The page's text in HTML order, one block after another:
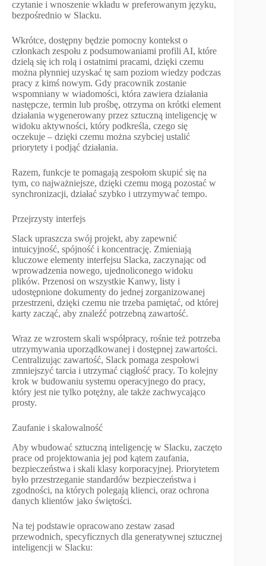
czytanie i wnoszenie wkładu w preferowanym języku,
bezpośrednio w Slacku.
Wkrótce, dostępny będzie pomocny kontekst o
członkach zespołu z podsumowaniami profili AI, które
dzielą się ich rolą i ostatnimi pracami, dzięki czemu
można płynniej uzyskać tę sam poziom wiedzy podczas
pracy z kimś nowym. Gdy pracownik zostanie
wspomniany w wiadomości, która zawiera działania
następcze, termin lub prośbę, otrzyma on krótki element
działania wygenerowany przez sztuczną inteligencję w
widoku aktywności, który podkreśla, czego się
oczekuje – dzięki czemu można szybciej ustalić
priorytety i podjąć działania.
Razem, funkcje te pomagają zespołom skupić się na
tym, co najważniejsze, dzięki czemu mogą pozostać w
synchronizacji, działać szybko i utrzymywać tempo.
Przejrzysty interfejs
Slack upraszcza swój projekt, aby zapewnić
intuicyjność, spójność i koncentrację. Zmieniają
kluczowe elementy interfejsu Slacka, zaczynając od
wprowadzenia nowego, ujednoliconego widoku
plików. Przenosi on wszystkie Kanwy, listy i
udostępnione dokumenty do jednej zorganizowanej
przestrzeni, dzięki czemu nie trzeba pamiętać, od której
karty zacząć, aby znaleźć potrzebną zawartość.
Wraz ze wzrostem skali współpracy, rośnie też potrzeba
utrzymywania uporządkowanej i dostępnej zawartości.
Centralizując zawartość, Slack pomaga zespołowi
zmniejszyć tarcia i utrzymać ciągłość pracy. To kolejny
krok w budowaniu systemu operacyjnego do pracy,
który jest nie tylko potężny, ale także zachwycająco
prosty.
Zaufanie i skalowalność
Aby wbudować sztuczną inteligencję w Slacku, zaczęto
prace od projektowania jej pod kątem zaufania,
bezpieczeństwa i skali klasy korporacyjnej. Priorytetem
było przestrzeganie standardów bezpieczeństwa i
zgodności, na których polegają klienci, oraz ochrona
danych klientów jako świętości.
Na tej podstawie opracowano zestaw zasad
przewodnich, specyficznych dla generatywnej sztucznej
inteligencji w Slacku: